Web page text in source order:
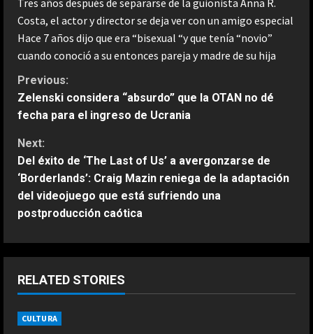
Costa, el actor y director se deja ver con un amigo especial
Hace 7 años dijo que era “bisexual “y que tenía “novio”
cuando conoció a su entonces pareja y madre de su hija
C
o
n
t
i
u
e
R
Previous:
Zelenski considera “absurdo” que la OTAN no dé
fecha para el ingreso de Ucrania
Next:
Del éxito de ‘The Last of Us’ a avergonzarse de
‘Borderlands’: Craig Mazin reniega de la adaptación
del videojuego que está sufriendo una
postproducción caótica
RELATED STORIES
CULTURA